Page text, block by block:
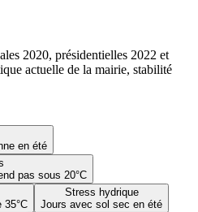
en été
pas sous 20°C
35°C
Stress hydrique
Jours avec sol sec en été
2020, présidentielles 2022 et
actuelle de la mairie, stabilité